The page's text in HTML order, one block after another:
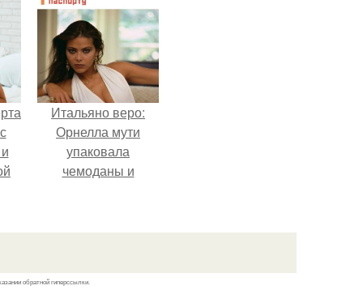
Итальяно веро:
Орнелла мути
упаковала
чемоданы и
красным
обратной гиперссылки.